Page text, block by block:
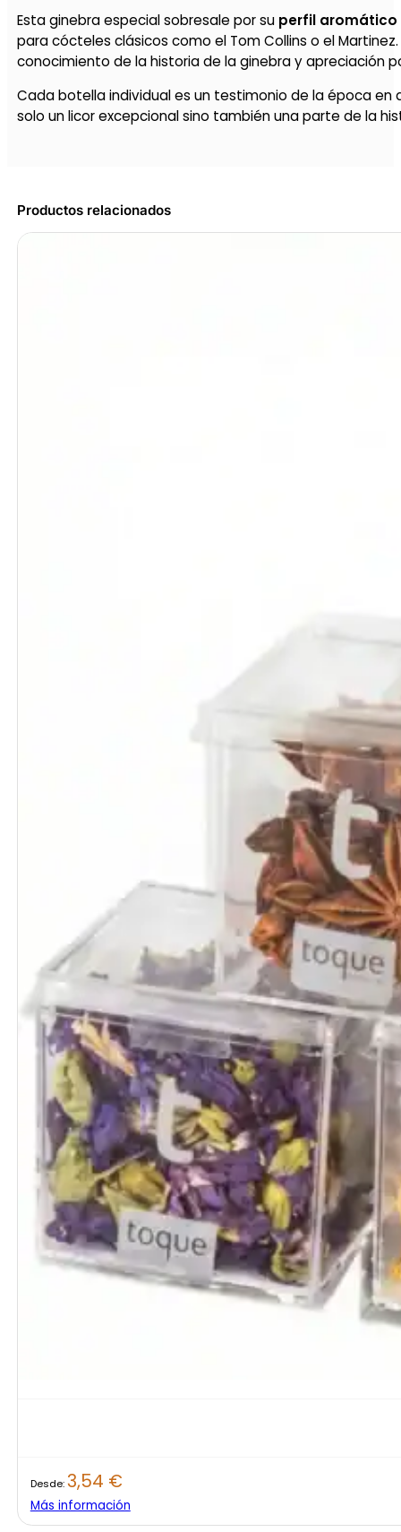
Esta ginebra especial sobresale por su perfil aromático
para cócteles clásicos como el Tom Collins o el
conocimiento de la historia de la ginebra y apreciación
Cada botella individual es un testimonio de la época en
solo un licor excepcional sino también una parte de la
Productos relacionados
Desde:3,54 €
Más información